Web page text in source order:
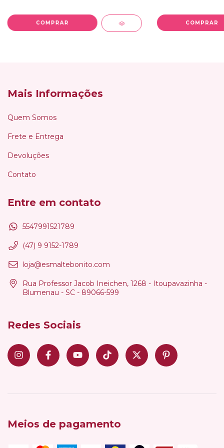
Mais Informações
Quem Somos
Frete e Entrega
Devoluções
Contato
Entre em contato
5547991521789
(47) 9 9152-1789
loja@esmaltebonito.com
Rua Professor Jacob Ineichen, 1268 - Itoupavazinha -
Blumenau - SC - 89066-599
Redes Sociais
Meios de pagamento